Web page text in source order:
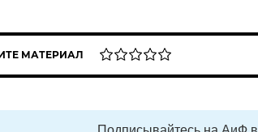
МАТЕРИАЛ